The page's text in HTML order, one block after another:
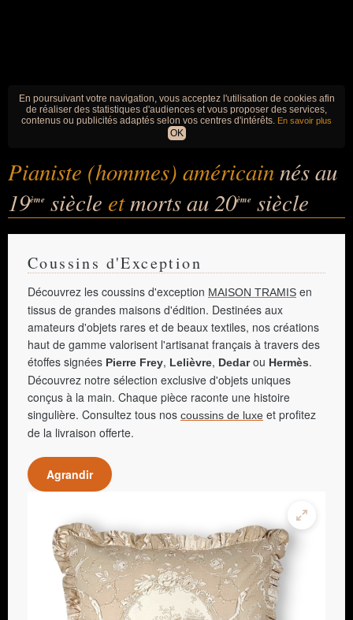
En poursuivant votre navigation, vous acceptez l'utilisation de cookies afin
de réaliser des statistiques d'audiences et vous proposer des services,
contenus ou publicités adaptés selon vos centres d'intérêts. En savoir plus
OK
Pianiste (hommes) américainnés au
19ème siècle etmorts au 20ème siècle
Coussins d'Exception
Découvrez les coussins d'exception MAISON TRAMIS en
tissus de grandes maisons d'édition. Destinées aux
amateurs d'objets rares et de beaux textiles, nos créations
haut de gamme valorisent l'artisanat français à travers des
étoffes signées Pierre Frey, Lelièvre, Dedarou Hermès.
Découvrez notre sélection exclusive d'objets uniques
conçus à la main. Chaque pièce raconte une histoire
singulière. Consultez tous nos coussins de luxe et profitez
de la livraison offerte.
Agrandir